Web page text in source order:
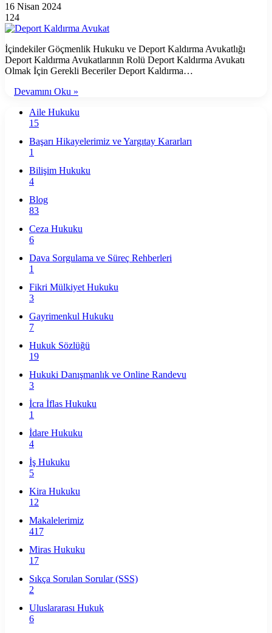
16 Nisan 2024
124
İçindekiler Göçmenlik Hukuku ve Deport Kaldırma Avukatlığı
Deport Kaldırma Avukatlarının Rolü Deport Kaldırma Avukatı
Olmak İçin Gerekli Beceriler Deport Kaldırma…
Devamını Oku »
Aile Hukuku
15
Başarı Hikayelerimiz ve Yargıtay Kararları
1
Bilişim Hukuku
4
Blog
83
Ceza Hukuku
6
Dava Sorgulama ve Süreç Rehberleri
1
Fikri Mülkiyet Hukuku
3
Gayrimenkul Hukuku
7
Hukuk Sözlüğü
19
Hukuki Danışmanlık ve Online Randevu
3
İcra İflas Hukuku
1
İdare Hukuku
4
İş Hukuku
5
Kira Hukuku
12
Makalelerimiz
417
Miras Hukuku
17
Sıkça Sorulan Sorular (SSS)
2
Uluslararası Hukuk
6